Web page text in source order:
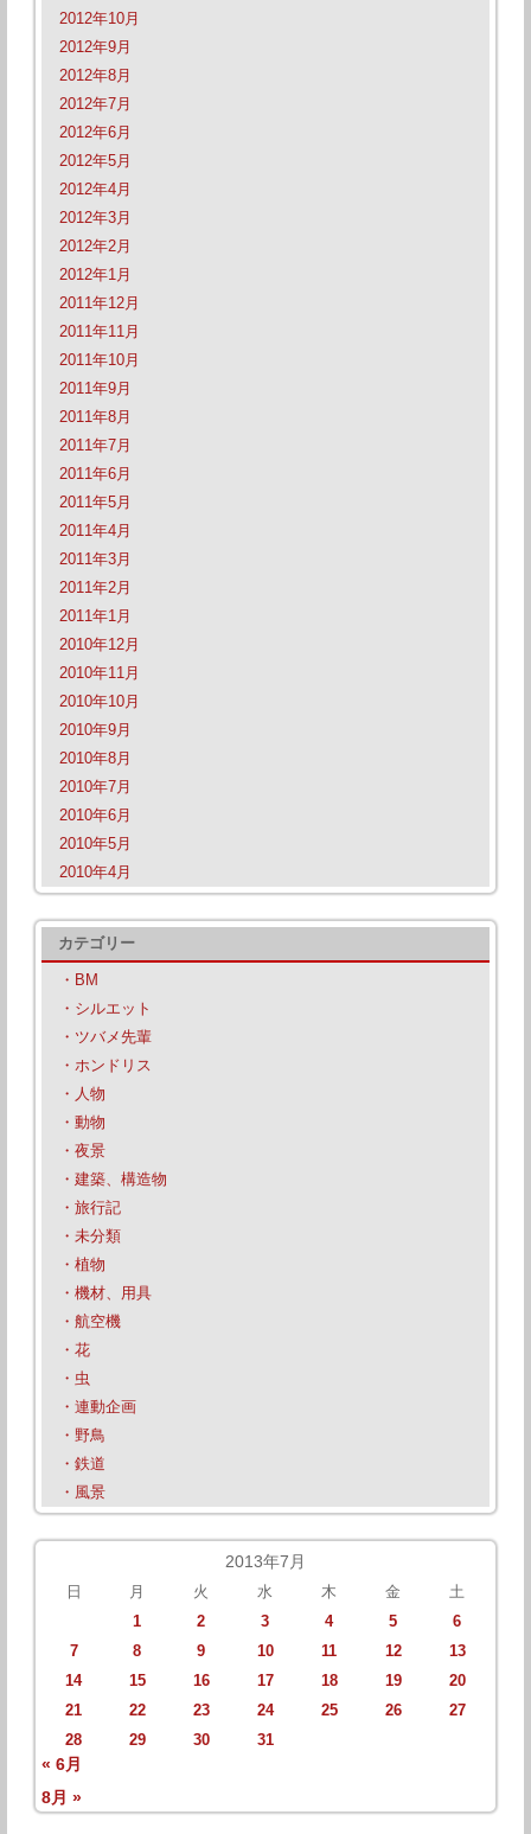
2012年10月
2012年9月
2012年8月
2012年7月
2012年6月
2012年5月
2012年4月
2012年3月
2012年2月
2012年1月
2011年12月
2011年11月
2011年10月
2011年9月
2011年8月
2011年7月
2011年6月
2011年5月
2011年4月
2011年3月
2011年2月
2011年1月
2010年12月
2010年11月
2010年10月
2010年9月
2010年8月
2010年7月
2010年6月
2010年5月
2010年4月
カテゴリー
・BM
・シルエット
・ツバメ先輩
・ホンドリス
・人物
・動物
・夜景
・建築、構造物
・旅行記
・未分類
・植物
・機材、用具
・航空機
・花
・虫
・連動企画
・野鳥
・鉄道
・風景
2013年7月
日 月 火 水 木 金
土
1
2 3 4 5
6
7
8 9 10 11 12
13
14
15 16 17 18 19
20
21
22 23 24 25 26
27
28
29 30 31
« 6月
8月 »